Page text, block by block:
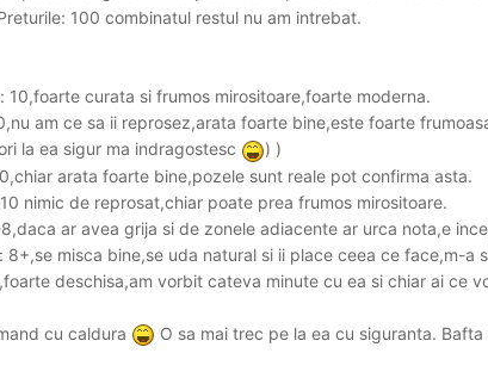
100 combinatul restul nu am intrebat.
10,foarte curata si frumos mirositoare,foarte moderna.
am ce sa ii reprosez,arata foarte bine,este foarte
la ea sigur ma indragostesc
) )
arata foarte bine,pozele sunt reale pot confirma asta.
nimic de reprosat,chiar poate prea frumos mirositoare.
ar avea grija si de zonele adiacente ar urca nota,e
8+,se misca bine,se uda natural si ii place ceea ce face,m-
deschisa,am vorbit cateva minute cu ea si chiar ai ce
cu caldura O sa mai trec pe la ea cu siguranta. Bafta